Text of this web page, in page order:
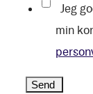
Jeg
min